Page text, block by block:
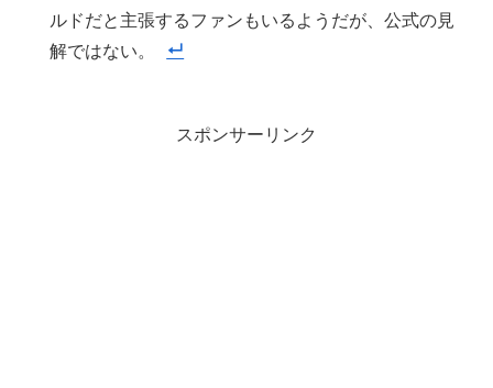
ルドだと主張するファンもいるようだが、公式の見
解ではない。
スポンサーリンク